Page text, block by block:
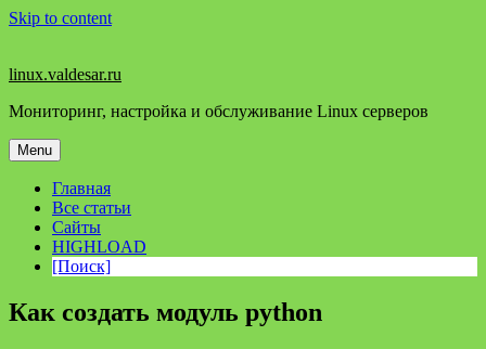
Skip to content
linux.valdesar.ru
Мониторинг, настройка и обслуживание Linux серверов
Menu
Главная
Все статьи
Сайты
HIGHLOAD
[Поиск]
Как создать модуль python